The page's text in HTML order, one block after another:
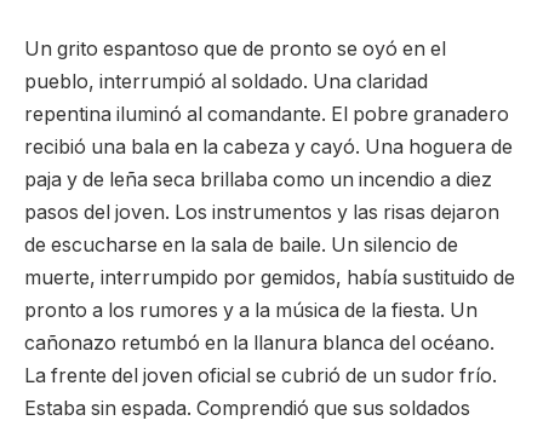
Un grito espantoso que de pronto se oyó en el
pueblo, interrumpió al soldado. Una claridad
repentina iluminó al comandante. El pobre granadero
recibió una bala en la cabeza y cayó. Una hoguera de
paja y de leña seca brillaba como un incendio a diez
pasos del joven. Los instrumentos y las risas dejaron
de escucharse en la sala de baile. Un silencio de
muerte, interrumpido por gemidos, había sustituido de
pronto a los rumores y a la música de la fiesta. Un
cañonazo retumbó en la llanura blanca del océano.
La frente del joven oficial se cubrió de un sudor frío.
Estaba sin espada. Comprendió que sus soldados